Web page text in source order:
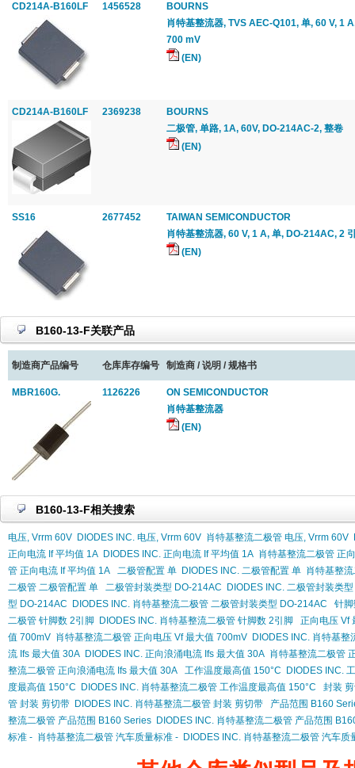
CD214A-B160LF 1456528
BOURNS
肖特基整流器, TVS AEC-Q101, 单, 60 V, 1
700 mV
(EN)
CD214A-B160LF 2369238
BOURNS
二极管, 单路, 1A, 60V, DO-214AC-2, 整卷
(EN)
SS16 2677452
TAIWAN SEMICONDUCTOR
肖特基整流器, 60 V, 1 A, 单, DO-214AC, 2
(EN)
B160-13-F关联产品
制造商产品编号 仓库库存编号 制造商 / 说明 / 规格书
MBR160G. 1126226
ON SEMICONDUCTOR
肖特基整流器
(EN)
B160-13-F相关搜索
电压, Vrrm 60V DIODES INC. 电压, Vrrm 60V 肖特基整流二极管 电压, Vrrm 60V
正向电流 If 平均值 1A DIODES INC. 正向电流 If 平均值 1A 肖特基整流二极管 正
管 正向电流 If 平均值 1A
二极管配置 单 DIODES INC. 二极管配置 单 肖特基整
二极管 二极管配置 单
二极管封装类型 DO-214AC
DIODES INC. 二极管封装类
型 DO-214AC
DIODES INC. 肖特基整流二极管 二极管封装类型 DO-214AC
针
二极管 针脚数 2引脚 DIODES INC. 肖特基整流二极管 针脚数 2引脚
正向电压 Vf
值 700mV 肖特基整流二极管 正向电压 Vf 最大值 700mV DIODES INC. 肖特基
流 Ifs 最大值 30A DIODES INC. 正向浪涌电流 Ifs 最大值 30A 肖特基整流二极管
整流二极管 正向浪涌电流 Ifs 最大值 30A
工作温度最高值 150°C
DIODES INC.
度最高值 150°C
DIODES INC. 肖特基整流二极管 工作温度最高值 150°C
封装
管 封装 剪切带 DIODES INC. 肖特基整流二极管 封装 剪切带
产品范围 B160
整流二极管 产品范围 B160 Series DIODES INC. 肖特基整流二极管 产品范围
标准 - 肖特基整流二极管 汽车质量标准 - DIODES INC. 肖特基整流二极管 汽车质